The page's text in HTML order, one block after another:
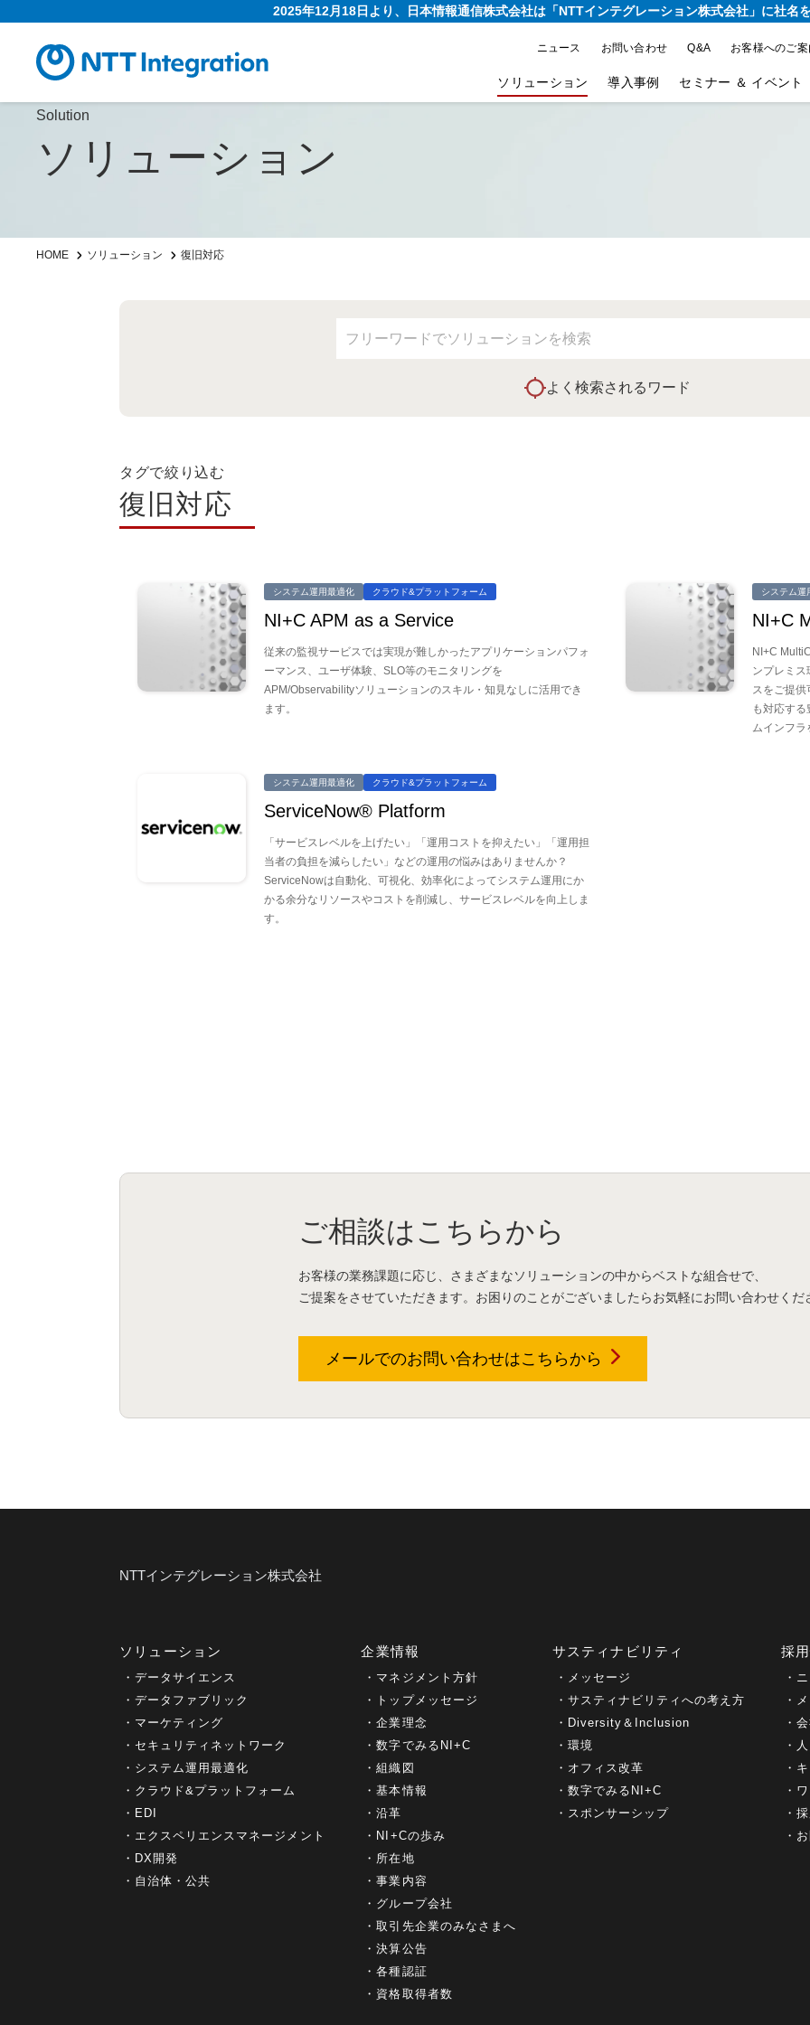
2025年12月18日より、日本情報通信株式会社は「NTTインテグレーション株式会社」に社名
ニュース お問い合わせ Q&A お客様へのご
ソリューション 導入事例 セミナー ＆ イベント
Solution
ソリューション
HOME ソリューション 復旧対応
よく検索されるワード
タグで絞り込む
復旧対応
システム運用最適化 クラウド&プラットフォーム
NI+C APM as a Service
従来の監視サービスでは実現が難しかったアプリケーションパフォ
ーマンス、ユーザ体験、SLO等のモニタリングを
APM/Observabilityソリューションのスキル・知見なしに活用でき
ます。
システム運
NI+C
NI+C
ンプレミ
スをご提
も対応す
ムインフ
システム運用最適化 クラウド&プラットフォーム
ServiceNow® Platform
「サービスレベルを上げたい」「運用コストを抑えたい」「運用担
当者の負担を減らしたい」などの運用の悩みはありませんか？
ServiceNowは自動化、可視化、効率化によってシステム運用にか
かる余分なリソースやコストを削減し、サービスレベルを向上しま
す。
ご相談はこちらから
お客様の業務課題に応じ、さまざまなソリューションの中からベストな組合せで、
ご提案をさせていただきます。お困りのことがございましたらお気軽にお問い合わせくだ
メールでのお問い合わせはこちらから
NTTインテグレーション株式会社
ソリューション
データサイエンス
データファブリック
マーケティング
セキュリティネットワーク
システム運用最適化
クラウド&プラットフォーム
EDI
エクスペリエンスマネージメント
DX開発
自治体・公共
企業情報
マネジメント方針
トップメッセージ
企業理念
数字でみるNI+C
組織図
基本情報
沿革
NI+Cの歩み
所在地
事業内容
グループ会社
取引先企業のみなさまへ
決算公告
各種認証
資格取得者数
サスティナビリティ
メッセージ
サスティナビリティへの考え方
Diversity＆Inclusion
環境
オフィス改革
数字でみるNI+C
スポンサーシップ
採